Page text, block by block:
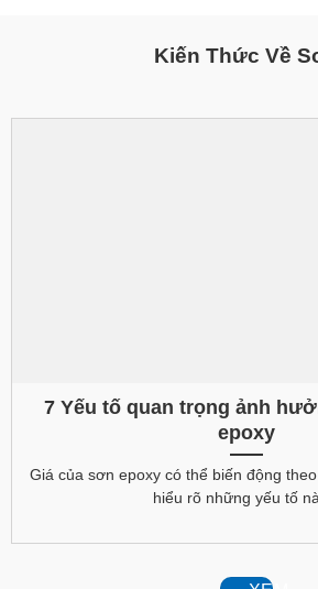
Kiến Thức Về
7 Yếu tố quan trọng ảnh
epoxy
Giá của sơn epoxy có thể biến động
hiểu rõ những yếu tố